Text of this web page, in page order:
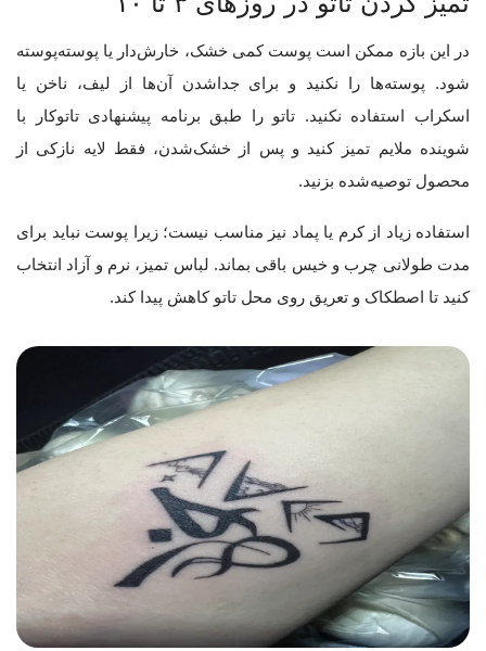
در این بازه ممکن است پوست کمی خشک، خارش‌دار یا پوسته‌پوسته
شود. پوسته‌ها را نکنید و برای جداشدن آن‌ها از لیف، ناخن یا
اسکراب استفاده نکنید. تاتو را طبق برنامه پیشنهادی تاتوکار با
شوینده ملایم تمیز کنید و پس از خشک‌شدن، فقط لایه نازکی از
محصول توصیه‌شده بزنید.
استفاده زیاد از کرم یا پماد نیز مناسب نیست؛ زیرا پوست نباید برای
مدت طولانی چرب و خیس باقی بماند. لباس تمیز، نرم و آزاد انتخاب
کنید تا اصطکاک و تعریق روی محل تاتو کاهش پیدا کند.